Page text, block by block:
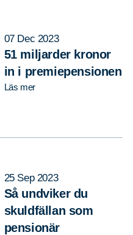
07 Dec 2023
51 miljarder kronor
in i premiepensionen
Läs mer
25 Sep 2023
Så undviker du
skuldfällan som
pensionär